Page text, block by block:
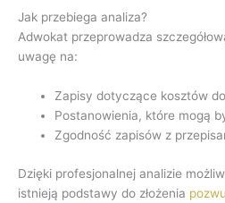
Jak przebiega analiza?
Adwokat przeprowadza
uwagę na:
Zapisy dotyczące kosztów
Postanowienia, które mogą
Zgodność zapisów z
Dzięki profesjonalnej analizie
istnieją podstawy do złożenia